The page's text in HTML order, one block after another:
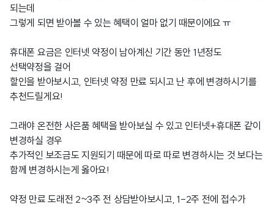
되는데
그렇게 되면 받아볼 수 있는 혜택이 얼마 없기 때문이에요 ㅠ
휴대폰 요금은 인터넷 약정이 남아계신 기간 동안 1년정도
선택약정을 걸어
할인을 받아보시고, 인터넷 약정 만료 되시고 난 후에 변경하시기를
추천드릴게요!
그래야 온전한 사은품 혜택을 받아보실 수 있고 인터넷+휴대폰 같이
변경하실 경우
추가적인 보조금도 지원되기 때문에 따로 따로 변경하시는 것 보다는
함께 변경하시는게 옳아요!
약정 만료 도래전 2~3주 전 상담받아보시고, 1-2주 전에 접수가